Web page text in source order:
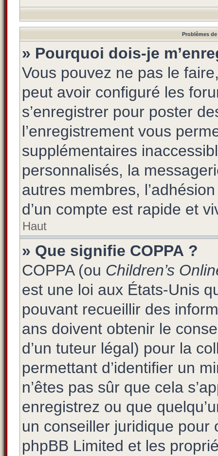
Problèmes
» Pourquoi dois-je
Vous pouvez ne pas le
peut avoir configuré les
s’enregistrer pour poster
l’enregistrement vous
supplémentaires
personnalisés, la
autres membres,
d’un compte est rapide et
Haut
» Que signifie COPPA ?
COPPA (ou Children’s
est une loi aux États-Unis
pouvant recueillir des
ans doivent obtenir le
d’un tuteur légal) pour la
permettant d’identifier un
n’êtes pas sûr que cela
enregistrez ou que
un conseiller juridique pour
phpBB Limited et les